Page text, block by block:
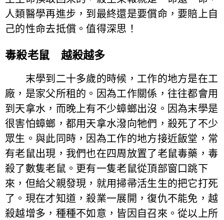
人類醫學再進步，到最終還是要償命，要賠上自
己的性命去抵償。值得深思！
毒殺老鼠 越殺越多
末學到二十多歲的時候，工作的地方是在工
廠，是家父所租的。因為工作關係，往往都會用
到天拿水，而晚上有不少蟑螂出沒。因為末學是
很害怕蟑螂，都用天拿水潑向牠們，殺死了不少
眾生。與此同時，因為工作的地方接近飯堂，常
有老鼠出現，我們也在四周放置了老鼠毒藥，毒
殺了數隻老鼠。更有一隻老鼠從頂部窗口跳下
來，但給父親發現，就用掃帚活生生的把它打死
了。現在才知道，殺業一展開，復仇不能免，越
殺越增多，種種不如意，皆因自召來。從以上所